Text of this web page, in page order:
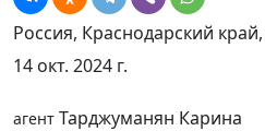
Россия, Краснодарский
14 окт. 2024 г.
агент Тарджуманян Карина